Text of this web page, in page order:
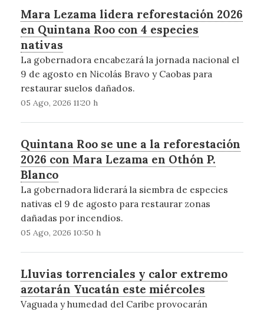
Mara Lezama lidera reforestación 2026
en Quintana Roo con 4 especies
nativas
La gobernadora encabezará la jornada nacional el
9 de agosto en Nicolás Bravo y Caobas para
restaurar suelos dañados.
05 Ago, 2026 11:20 h
Quintana Roo se une a la reforestación
2026 con Mara Lezama en Othón P.
Blanco
La gobernadora liderará la siembra de especies
nativas el 9 de agosto para restaurar zonas
dañadas por incendios.
05 Ago, 2026 10:50 h
Lluvias torrenciales y calor extremo
azotarán Yucatán este miércoles
Vaguada y humedad del Caribe provocarán